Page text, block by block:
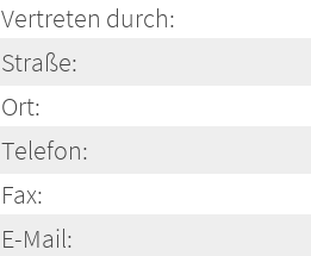
Vertreten durch:
Straße:
Ort:
Telefon:
Fax:
E-Mail: